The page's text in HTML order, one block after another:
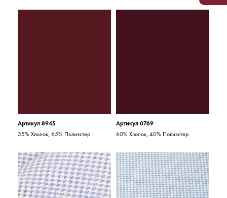
Артикул 8945
35% Хлопок, 65% Полиэстер
Артикул 0769
60% Хлопок, 40% Полиэстер